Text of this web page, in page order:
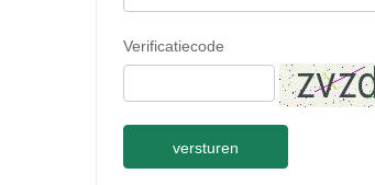
Verificatiecode
versturen